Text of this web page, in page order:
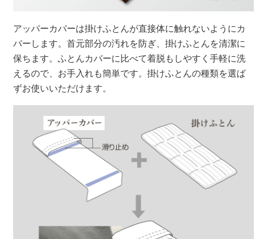
アッパーカバーは掛けふとんが直接体に触れないようにカ
バーします。首元部分の汚れを防ぎ、掛けふとんを清潔に
保ちます。ふとんカバーに比べて着脱もしやすく手軽に洗
えるので、お手入れも簡単です。掛けふとんの種類を選ば
ずお使いいただけます。